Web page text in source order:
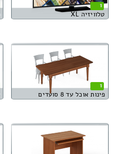
1
טלוויזיה XL
1
פינות אוכל עד 8 סועדים